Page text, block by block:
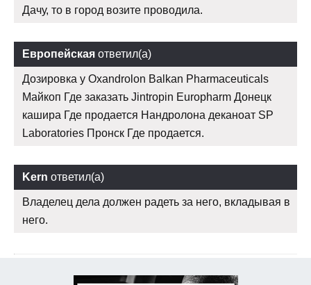
Дачу, то в город возите проводила.
Европейская ответил(а)
Дозировка у Oxandrolon Balkan Pharmaceuticals
Майкоп Где заказать Jintropin Europharm Донецк
кашира Где продается Нандролона деканоат SP
Laboratories Пронск Где продается.
Kern ответил(а)
Владелец дела должен радеть за него, вкладывая в
него.